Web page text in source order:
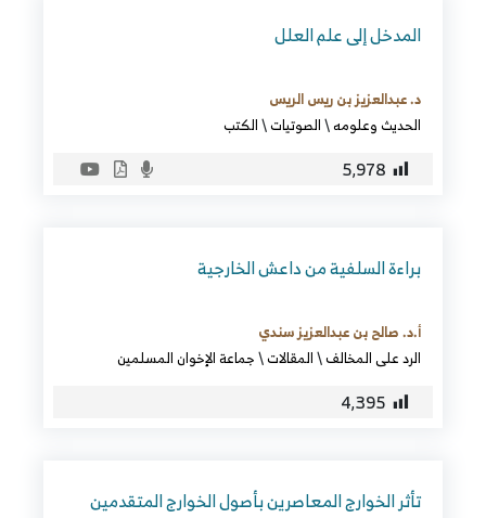
المدخل إلى علم العلل
د. عبدالعزيز بن ريس الريس
الحديث وعلومه\الصوتيات\الكتب
5٬978
براءة السلفية من داعش الخارجية
أ.د. صالح بن عبدالعزيز سندي
الرد على المخالف\المقالات\جماعة الإخوان المسلمين
4٬395
تأثر الخوارج المعاصرين بأصول الخوارج المتقدمين